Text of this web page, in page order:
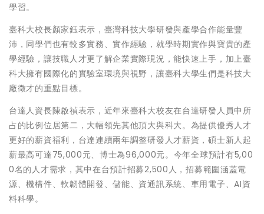
學習。
臺科大校長顏家鈺表示，臺灣科技大學研發與產學合作能量豐
沛，同學們也有較多實務、實作經驗，就學時期實作與寶貴的產
學經驗，讓技職人才更了解企業實際現況，能快速上手，加上臺
科大擁有國際化的實驗室環境與視野，讓臺科大學生們是科技大
廠徵才的重點目標。
台達人資長陳啟禎表示，近年來臺科大校友在台達研發人員中所
占的比例位居第二，大幅領先其他頂大與科大。為提供優秀人才
更好的薪資福利，台達連續兩年調整研發人才薪資，碩士新人起
薪最高可達75,000元、博士為96,000元。今年全球預計有5,00
0名的人才需求，其中在台預計招募2,500人，招募範圍涵蓋電
源、機構件、軟韌體開發、儲能、資通訊系統、車用電子、AI資
料科學。